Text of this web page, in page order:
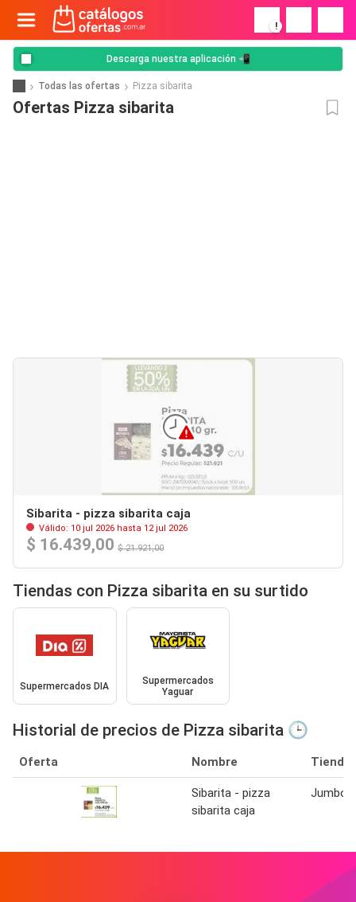
!
Descarga nuestra aplicación 📲
Todas las ofertas Pizza sibarita
Ofertas Pizza sibarita
Sibarita - pizza sibarita caja
Válido: 10 jul 2026 hasta 12 jul 2026
$ 16.439,00 $ 21.921,00
Tiendas con Pizza sibarita en su surtido
Supermercados DIA
Supermercados
Yaguar
Historial de precios de Pizza sibarita 🕒
Oferta Nombre Tienda
Sibarita - pizza
sibarita caja
Jumbo